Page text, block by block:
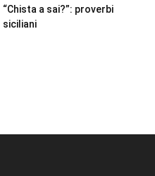
“Chista a sai?”: proverbi
siciliani